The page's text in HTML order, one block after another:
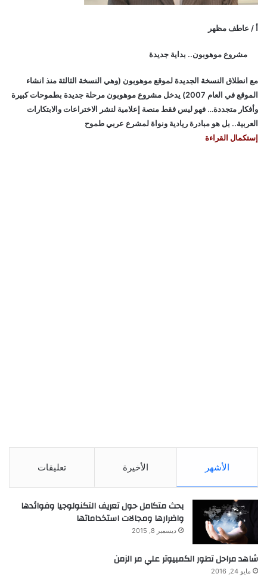
أ / عاطف مظهر
مشروع موهوبون.. بداية جديدة
مع انطلاق النسخة الجديدة لموقع موهوبون (وهي النسخة الثالثة منذ انشاء
الموقع في العام 2007) يدخل مشروع موهوبون مرحلة جديدة بطموحات كبيرة
وأفكار متجددة… فهو ليس فقط منصة إعلامية لنشر الاختراعات والابتكارات
العربية.. بل هو مبادرة ريادية ونواة لمشرع عربي طموح
إستكمال القراءة
الأشهر الأخيرة تعليقات
بحث متكامل حول تعريف التكنولوجيا وفوائدها
واضرارها ومجالات استخداماتها
ديسمبر 8, 2015
شاهد مراحل تطور الكمبيوتر علي مر الزمن
مايو 24, 2016